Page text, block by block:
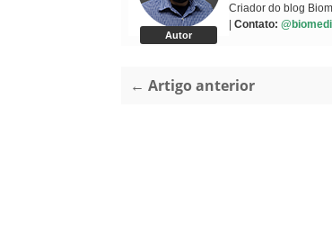
Autor
Criador do blog
Contato:
← Artigo anterior